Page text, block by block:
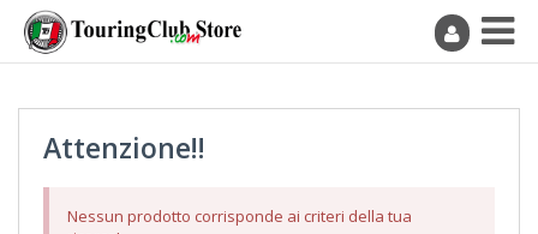
Attenzione!!
Nessun prodotto corrisponde ai criteri della tua